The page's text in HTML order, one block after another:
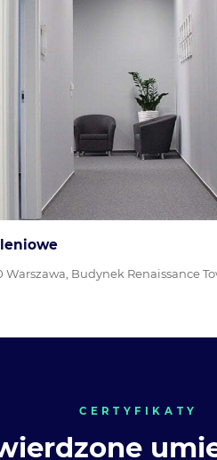
Warszawa, Budynek Renaissance
CERTYFIKATY